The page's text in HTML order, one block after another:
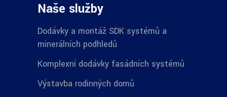
Naše služby
Dodávky a montáž SDK systémů a
minerálních podhledů
Komplexní dodávky fasádních systémů
Výstavba rodinných domů